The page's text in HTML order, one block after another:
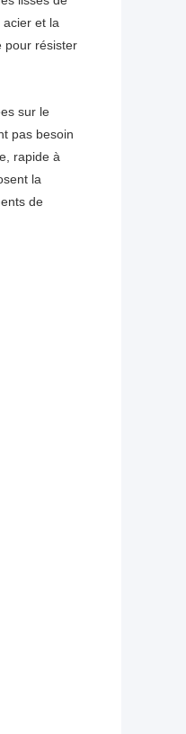
acier et la
pour résister
sur le
pas besoin
rapide à
la
de